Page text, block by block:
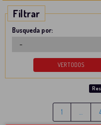
Filtrar
Busqueda por:
1